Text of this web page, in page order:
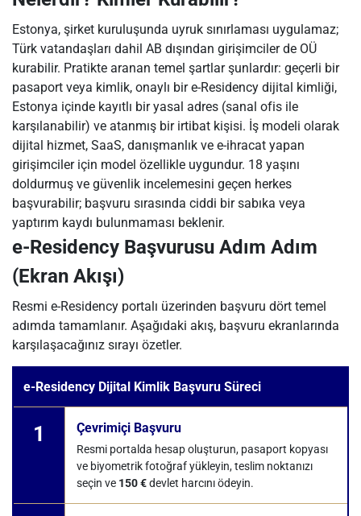
Estonya, şirket kuruluşunda uyruk sınırlaması uygulamaz;
Türk vatandaşları dahil AB dışından girişimciler de OÜ
kurabilir. Pratikte aranan temel şartlar şunlardır: geçerli bir
pasaport veya kimlik, onaylı bir e-Residency dijital kimliği,
Estonya içinde kayıtlı bir yasal adres (sanal ofis ile
karşılanabilir) ve atanmış bir irtibat kişisi. İş modeli olarak
dijital hizmet, SaaS, danışmanlık ve e-ihracat yapan
girişimciler için model özellikle uygundur. 18 yaşını
doldurmuş ve güvenlik incelemesini geçen herkes
başvurabilir; başvuru sırasında ciddi bir sabıka veya
yaptırım kaydı bulunmaması beklenir.
e-Residency Başvurusu Adım Adım
(Ekran Akışı)
Resmi e-Residency portalı üzerinden başvuru dört temel
adımda tamamlanır. Aşağıdaki akış, başvuru ekranlarında
karşılaşacağınız sırayı özetler.
e-Residency Dijital Kimlik Başvuru Süreci
1 Çevrimiçi Başvuru
Resmi portalda hesap oluşturun, pasaport kopyası
ve biyometrik fotoğraf yükleyin, teslim noktanızı
seçin ve 150 €devlet harcını ödeyin.